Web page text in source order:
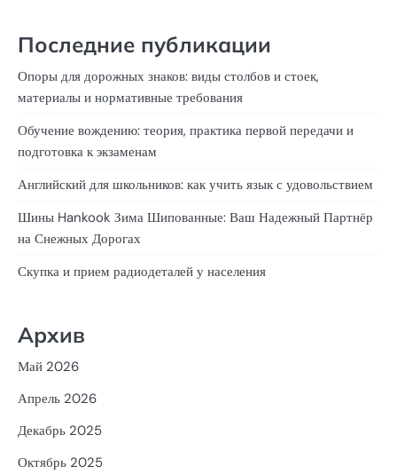
Последние публикации
Опоры для дорожных знаков: виды столбов и стоек,
материалы и нормативные требования
Обучение вождению: теория, практика первой передачи и
подготовка к экзаменам
Английский для школьников: как учить язык с удовольствием
Шины Hankook Зима Шипованные: Ваш Надежный Партнёр
на Снежных Дорогах
Скупка и прием радиодеталей у населения
Архив
Май 2026
Апрель 2026
Декабрь 2025
Октябрь 2025